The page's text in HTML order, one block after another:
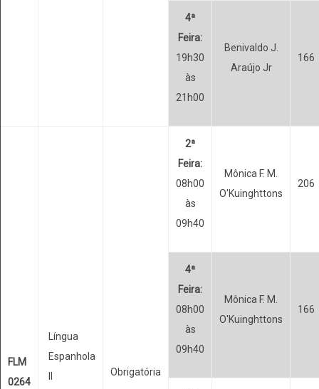
4ª
Feira:
19h30
às
21h00
Benivaldo J.
Araújo Jr
166
FLM
0264
Língua
Espanhola
Obrigatória
2ª
Feira:
08h00
às
09h40
Mônica F. M.
O'Kuinghttons
206
4ª
Feira:
08h00
às
09h40
Mônica F. M.
O'Kuinghttons
166